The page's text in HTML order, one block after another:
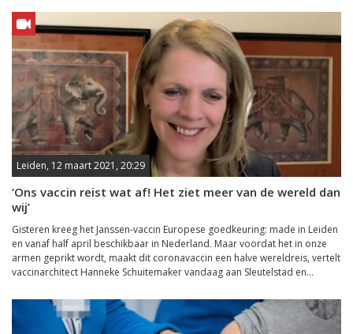
Leiden, 12 maart 2021, 20:29
‘Ons vaccin reist wat af! Het ziet meer van de wereld dan
wij’
Gisteren kreeg het Janssen-vaccin Europese goedkeuring: made in Leiden
en vanaf half april beschikbaar in Nederland. Maar voordat het in onze
armen geprikt wordt, maakt dit coronavaccin een halve wereldreis, vertelt
vaccinarchitect Hanneke Schuitemaker vandaag aan Sleutelstad en...